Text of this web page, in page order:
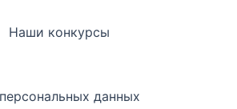
Наши конкурсы
данных